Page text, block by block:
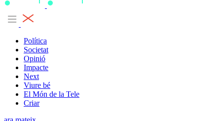
Política
Societat
Opinió
Impacte
Next
Viure bé
El Món de la Tele
Criar